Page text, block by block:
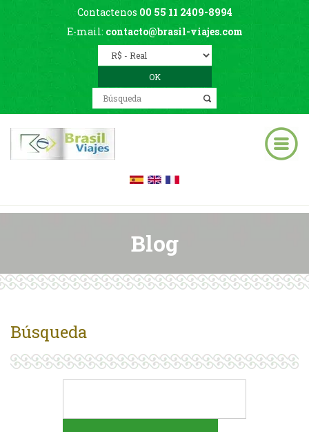
Contactenos 00 55 11 2409-8994
E-mail: contacto@brasil-viajes.com
Blog
Búsqueda